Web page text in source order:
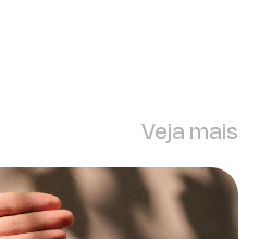
Veja mais